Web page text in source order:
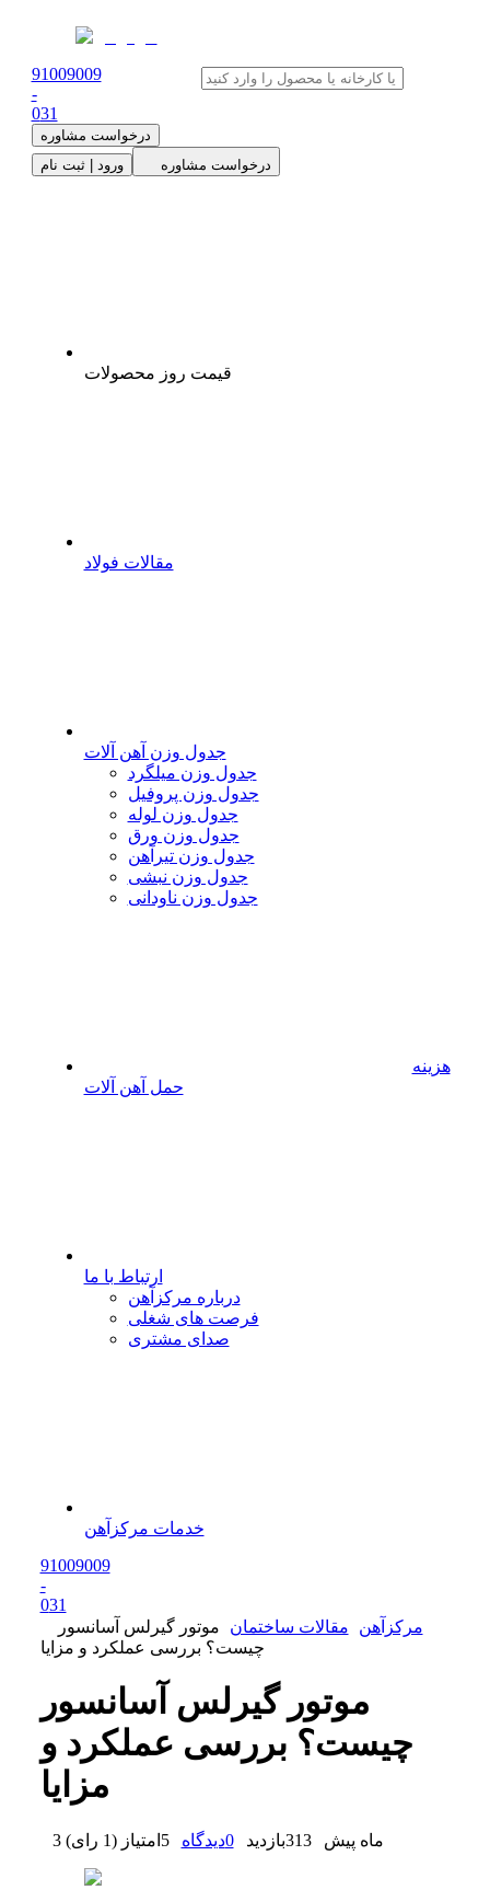
91009009
-
031
درخواست مشاوره
ورود | ثبت نام
درخواست مشاوره
قیمت روز محصولات
مقالات فولاد
جدول وزن آهن آلات
جدول وزن میلگرد
جدول وزن پروفیل
جدول وزن لوله
جدول وزن ورق
جدول وزن تیرآهن
جدول وزن نبشی
جدول وزن ناودانی
هزینه
حمل آهن آلات
ارتباط با ما
درباره مرکزآهن
فرصت های شغلی
صدای مشتری
خدمات مرکزآهن
91009009
-
031
مرکزآهن
مقالات ساختمان
موتور گیرلس آسانسور
چیست؟ بررسی عملکرد و مزایا
موتور گیرلس آسانسور
چیست؟ بررسی عملکرد و
مزایا
3 ماه پیش 313بازدید 0دیدگاه 5 امتیاز (1 رای )